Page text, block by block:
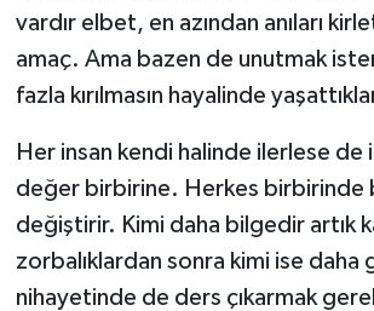
vardır elbet, en azından anıları
amaç. Ama bazen de unutmak
fazla kırılmasın hayalinde
Her insan kendi halinde ilerlese de
değer birbirine. Herkes birbirinde
değiştirir. Kimi daha bilgedir artık
zorbalıklardan sonra kimi ise daha
nihayetinde de ders çıkarmak